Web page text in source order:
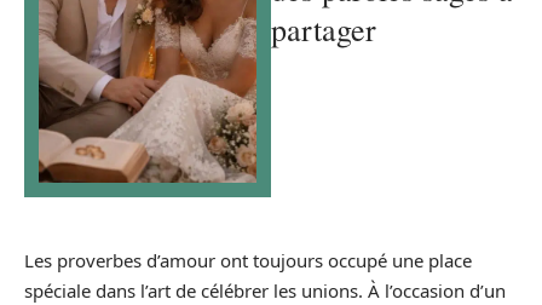
partager
Les proverbes d’amour ont toujours occupé une place
spéciale dans l’art de célébrer les unions. À l’occasion d’un